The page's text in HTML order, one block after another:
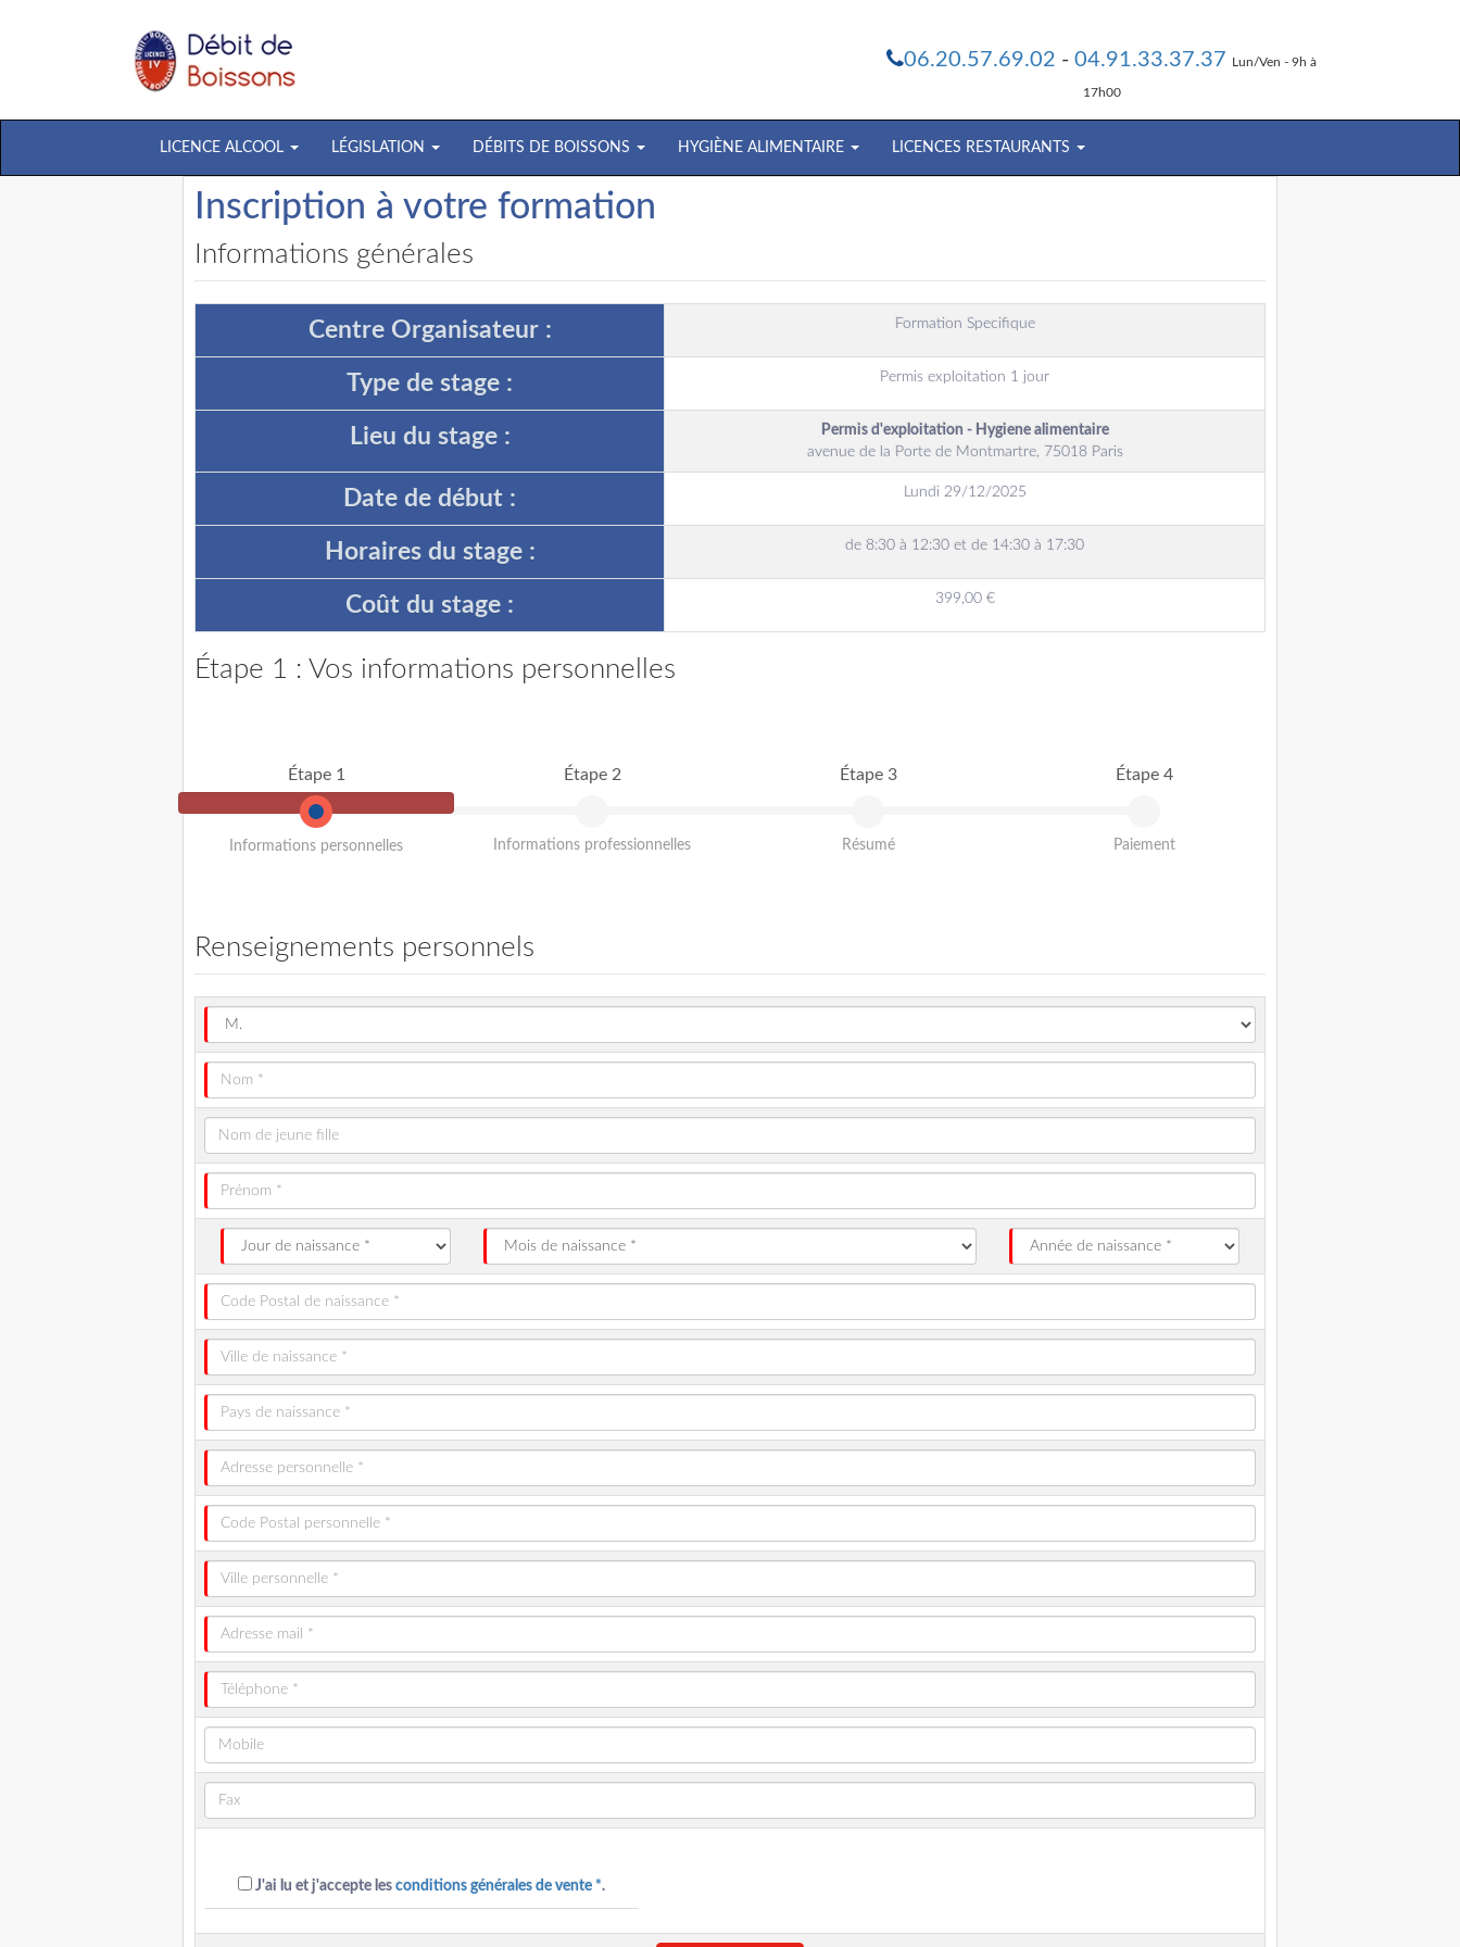
06.20.57.69.02 - 04.91.33.37.37 Lun/Ven - 9h à
17h00
LICENCE ALCOOL LÉGISLATION DÉBITS DE BOISSONS HYGIÈNE ALIMENTAIRE LICENCES RESTAURANTS
Inscription à votre formation
Informations générales
Centre Organisateur : Formation Specifique
Type de stage : Permis exploitation 1 jour
Lieu du stage :
Permis d'exploitation - Hygiene alimentaire
avenue de la Porte de Montmartre, 75018 Paris
Date de début : Lundi 29/12/2025
Horaires du stage : de 8:30 à 12:30 et de 14:30 à 17:30
Coût du stage : 399,00 €
Étape 1 : Vos informations personnelles
Étape 1
Informations personnelles
Étape 2
Informations professionnelles
Étape 3
Résumé
Étape 4
Paiement
Renseignements personnels
J'ai lu et j'accepte les conditions générales de vente *.